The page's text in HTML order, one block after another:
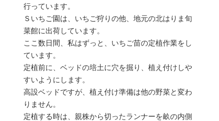
行っています。
Ｓいちご園は、いちご狩りの他、地元の北はりま旬
菜館に出荷しています。
ここ数日間、私はずっと、いちご苗の定植作業をし
ています。
定植前に、ベッドの培土に穴を掘り、植え付けしや
すいようにします。
高設ベッドですが、植え付け準備は他の野菜と変わ
りません。
定植する時は、親株から切ったランナーを畝の内側